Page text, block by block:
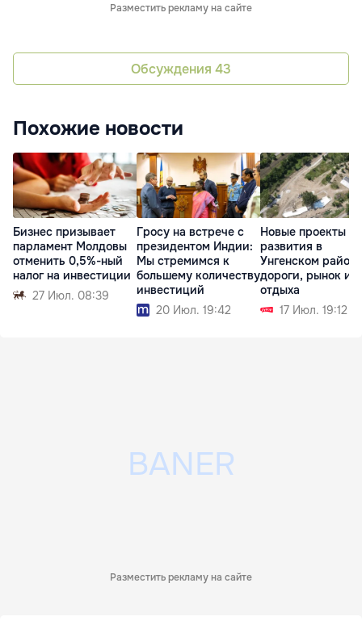
Разместить рекламу на сайте
Обсуждения 43
Похожие новости
Бизнес призывает
парламент Молдовы
отменить 0,5%-ный
налог на инвестиции
27 Июл. 08:39
Гросу на встрече с
президентом Индии:
Мы стремимся к
большему количеству
инвестиций
20 Июл. 19:42
Новые проекты
развития в
Унгенском
дороги, рынок и
отдыха
17 Июл. 19:12
Разместить рекламу на сайте